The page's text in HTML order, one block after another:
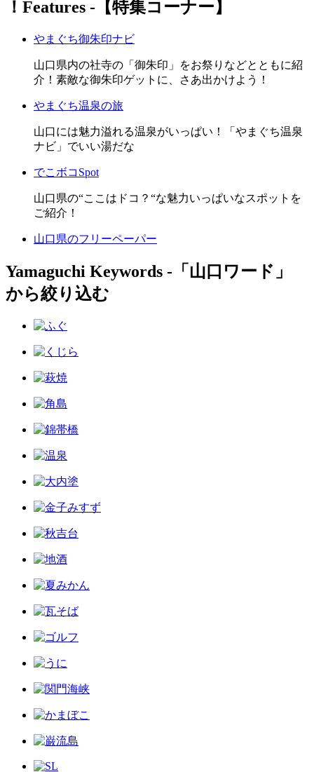
！Features ‐【特集コーナー】
やまぐち御朱印ナビ
山口県内の社寺の「御朱印」をお祭りなどとともに紹
介！素敵な御朱印ゲットに、さあ出かけよう！
やまぐち温泉の旅
山口には魅力溢れる温泉がいっぱい！「やまぐち温泉
ナビ」でいい湯だな
でこボコSpot
山口県の“ここはドコ？“な魅力いっぱいなスポットを
ご紹介！
山口県のフリーペーパー
Yamaguchi Keywords ‐「山口ワード」
から絞り込む